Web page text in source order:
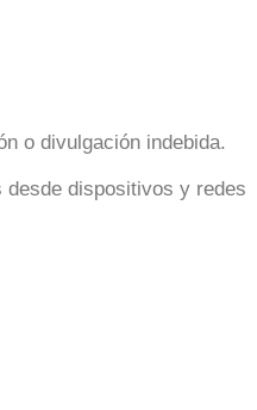
o divulgación indebida.
desde dispositivos y redes